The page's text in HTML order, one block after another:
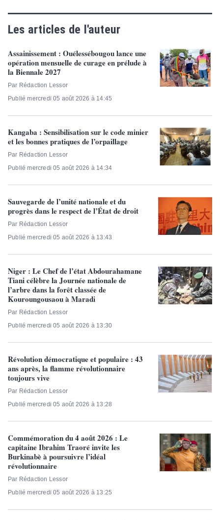
Les articles de l'auteur
Assainissement : Ouélessébougou lance une
opération mensuelle de curage en prélude à
la Biennale 2027
Par Rédaction Lessor
Publié mercredi 05 août 2026 à 14:45
Kangaba : Sensibilisation sur le code minier
et les bonnes pratiques de l’orpaillage
Par Rédaction Lessor
Publié mercredi 05 août 2026 à 14:34
Sauvegarde de l’unité nationale et du
progrès dans le respect de l’État de droit
Par Rédaction Lessor
Publié mercredi 05 août 2026 à 13:43
Niger : Le Chef de l’état Abdourahamane
Tiani célèbre la Journée nationale de
l’arbre dans la forêt classée de
Kouroungousaou à Maradi
Par Rédaction Lessor
Publié mercredi 05 août 2026 à 13:30
Révolution démocratique et populaire : 43
ans après, la flamme révolutionnaire
toujours vive
Par Rédaction Lessor
Publié mercredi 05 août 2026 à 13:28
Commémoration du 4 août 2026 : Le
capitaine Ibrahim Traoré invite les
Burkinabè à poursuivre l’idéal
révolutionnaire
Par Rédaction Lessor
Publié mercredi 05 août 2026 à 13:25